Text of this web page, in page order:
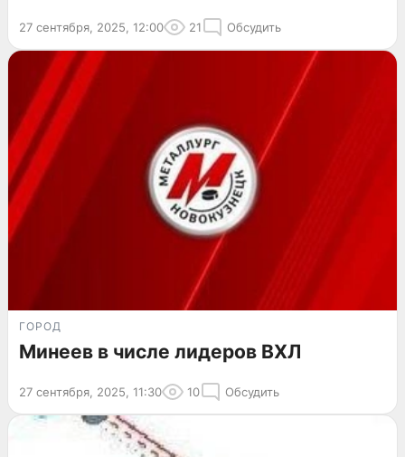
27 сентября, 2025, 12:00 21 Обсудить
ГОРОД
Минеев в числе лидеров ВХЛ
27 сентября, 2025, 11:30 10 Обсудить